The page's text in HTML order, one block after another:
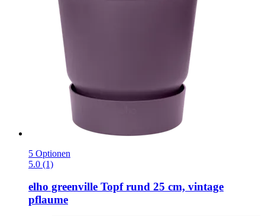
5 Optionen
5.0 (1)
elho greenville Topf rund 25 cm, vintage
pflaume